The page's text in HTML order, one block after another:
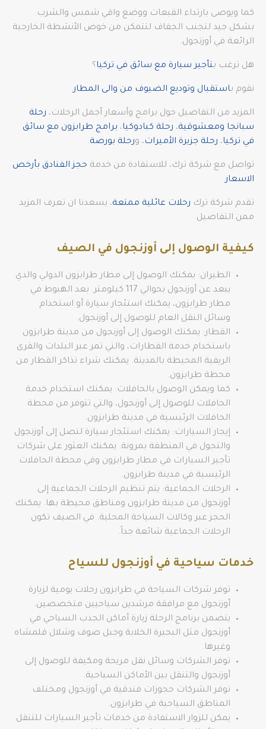
كما ويوصى بارتداء القبعات ووضع واقي شمس والشرب
بشكل جيد لتجنب الجفاف لتتمكن من خوض الأنشطة الخارجية
الرائعة في أوزنجول.
هل ترغب بتأجير سيارة مع سائق في تركيا ؟
نقوم باستقبال وتوديع الضيوف من والى المطار.
المزيد من التفاصيل حول برامج وأسعار أجمل الرحلات، رحلة
سبانجا ومعشوقية، رحلة كبادوكيا، برامج طرابزون مع سائق
في تركيا، رحلة جزيرة الأميرات، ورحلة بورصة.
تواصل مع شركة ترك، للاستفادة من خدمة حجز الفنادق بأرخص
الاسعار
تقدم شركة ترك رحلات عائلية ممتعة، يسعدنا ان تعرف المزيد
ممن التفاصيل
كيفية الوصول إلى أوزنجول في الصيف
الطيران: يمكنك الوصول إلى مطار طرابزون الدولي والذي
يبعد عن أوزنجول بحوالي 117 كيلومتر. بعد الهبوط في
مطار طرابزون، يمكنك استئجار سيارة أو استخدام
وسائل النقل العام للوصول إلى أوزنجول.
القطار: يمكنك الوصول إلى أوزنجول من مدينة طرابزون
باستخدام خدمة القطارات، والتي تمر عبر البلدات والقرى
الريفية المحيطة بالمدينة. يمكنك شراء تذاكر القطار من
محطة طرابزون.
كما ويمكن الوصول بالحافلات: يمكنك استخدام خدمة
الحافلات للوصول إلى أوزنجول، والتي تتوفر من محطة
الحافلات الرئيسية في مدينة طرابزون.
إيجار السيارات: يمكنك استئجار سيارة لتصل إلى أوزنجول
والتجول في المنطقة بمرونة. يمكنك العثور على شركات
تأجير السيارات في مطار طرابزون وفي محطة الحافلات
الرئيسية في مدينة طرابزون.
الرحلات الجماعية: يتم تنظيم الرحلات الجماعية إلى
أوزنجول من مدينة طرابزون ومناطق محيطة بها. يمكنك
الحجز عبر وكالات السياحة المحلية. في الصيف تكون
الرحلات الجماعية شائعة جداً.
خدمات سياحية في أوزنجول للسياح
توفر شركات السياحة في طرابزون رحلات يومية لزيارة
أوزنجول مع مرافقة مرشدين سياحيين متخصصين.
يتضمن برنامج الرحلة زيارة أماكن الجذب السياحي في
أوزنجول مثل البحيرة الخلابة وجبل صوف وشلال قلمشاه
وغيرها.
توفر الشركات وسائل نقل مريحة ومكيفة للوصول إلى
أوزنجول والتنقل بين الأماكن السياحية.
توفر الشركات حجوزات فندقية في أوزنجول ومختلف
المناطق السياحية في طرابزون.
يمكن للزوار الاستفادة من خدمات تأجير السيارات للتنقل